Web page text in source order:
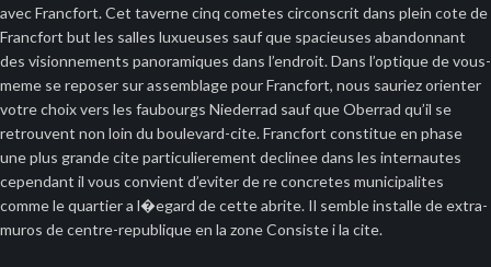
avec Francfort. Cet taverne cinq cometes circonscrit dans plein cote de
Francfort but les salles luxueuses sauf que spacieuses abandonnant
des visionnements panoramiques dans l’endroit. Dans l’optique de vous-
meme se reposer sur assemblage pour Francfort, nous sauriez orienter
votre choix vers les faubourgs Niederrad sauf que Oberrad qu’il se
retrouvent non loin du boulevard-cite. Francfort constitue en phase
une plus grande cite particulierement declinee dans les internautes
cependant il vous convient d’eviter de re concretes municipalites
comme le quartier a l�egard de cette abrite. Il semble installe de extra-
muros de centre-republique en la zone Consiste i la cite.